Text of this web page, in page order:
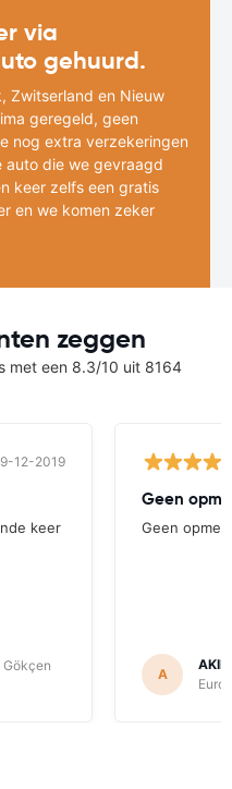
via
gehuurd.
Zwitserland en Nieuw
geregeld, geen
nog extra verzekeringen
auto die we gevraagd
keer zelfs een gratis
en we komen zeker
zeggen
met een 8.3/10 uit 8164
12-2019
keer
Geen
Geen
A
AKIN